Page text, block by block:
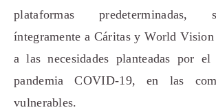
plataformas predeterminadas,
íntegramente a Cáritas y World Vision
a las necesidades planteadas por
pandemia COVID-19, en las
vulnerables.